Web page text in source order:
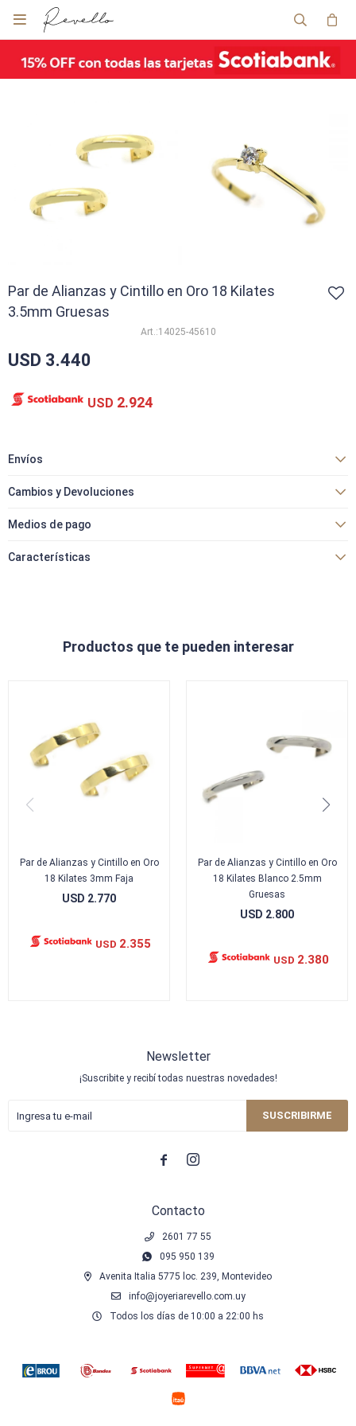

Par de Alianzas y Cintillo en Oro 18 Kilates
3.5mm Gruesas
14025-45610
USD 3.440
USD 2.924
Envíos
Cambios y Devoluciones
Medios de pago
Características
Productos que te pueden interesar
Par de Alianzas y Cintillo en Oro
18 Kilates 3mm Faja
USD 2.770
USD 2.355
Par de Alianzas y Cintillo en Oro
18 Kilates Blanco 2.5mm
Gruesas
USD 2.800
USD 2.380
Contacto
2601 77 55
095 950 139
Avenita Italia 5775 loc. 239, Montevideo
info@joyeriarevello.com.uy
Todos los días de 10:00 a 22:00 hs
Newsletter
¡Suscribite y recibí todas nuestras novedades!
SUSCRIBIRME
 